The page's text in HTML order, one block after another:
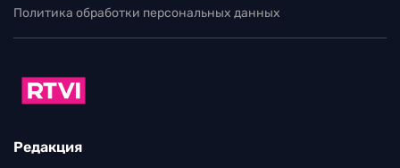
Политика обработки персональных данных
Редакция